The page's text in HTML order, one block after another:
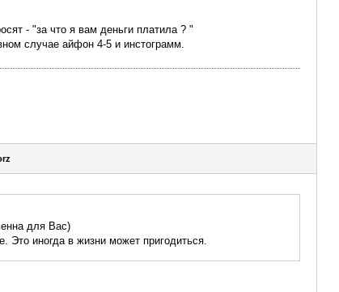
- "за что я вам деньги платила ? "
случае айфон 4-5 и инстограмм.
для Вас)
Это иногда в жизни может пригодиться.